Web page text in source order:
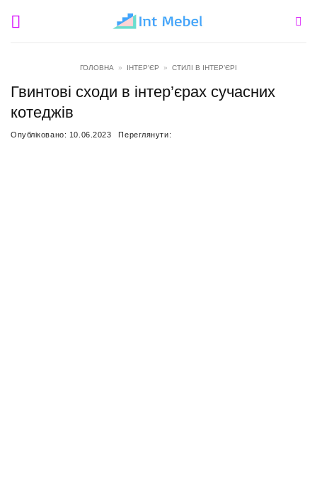
ГОЛОВНА » ІНТЕР'ЄР » СТИЛІ В ІНТЕР’ЄРІ
Гвинтові сходи в інтер’єрах сучасних
котеджів
Опубліковано: 10.06.2023 Переглянути: